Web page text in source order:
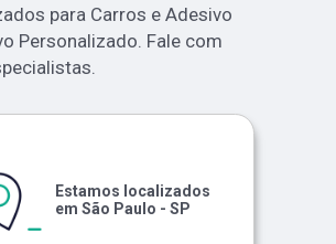
para Carros e Adesivo
Personalizado. Fale com
Estamos localizados
em São Paulo - SP